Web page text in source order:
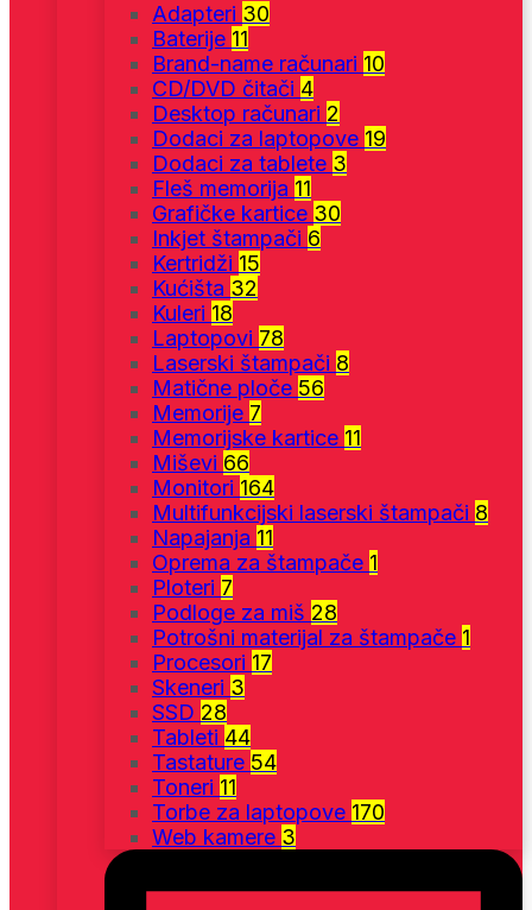
Adapteri 30
Baterije 11
Brand-name računari 10
CD/DVD čitači 4
Desktop računari 2
Dodaci za laptopove 19
Dodaci za tablete 3
Fleš memorija 11
Grafičke kartice 30
Inkjet štampači 6
Kertridži 15
Kućišta 32
Kuleri 18
Laptopovi 78
Laserski štampači 8
Matične ploče 56
Memorije 7
Memorijske kartice 11
Miševi 66
Monitori 164
Multifunkcijski laserski štampači 8
Napajanja 11
Oprema za štampače 1
Ploteri 7
Podloge za miš 28
Potrošni materijal za štampače 1
Procesori 17
Skeneri 3
SSD 28
Tableti 44
Tastature 54
Toneri 11
Torbe za laptopove 170
Web kamere 3